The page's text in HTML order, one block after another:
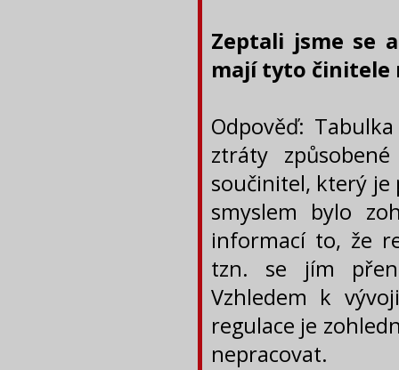
Zeptali jsme se
mají tyto činitele
Odpověď:
ztráty
součinitel, který je
smyslem bylo
informací to, že
tzn. se jím
Vzhledem k
regulace je
nepracovat.